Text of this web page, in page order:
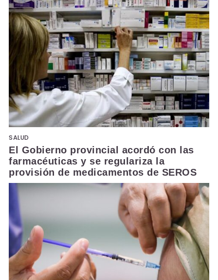
SALUD
El Gobierno provincial acordó con las
farmacéuticas y se regulariza la
provisión de medicamentos de SEROS